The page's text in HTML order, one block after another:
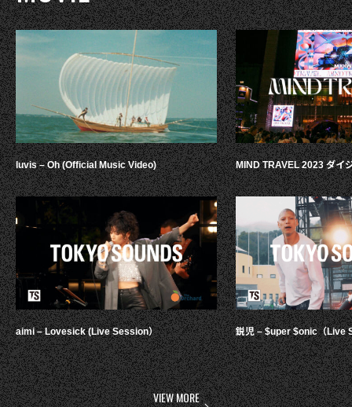
luvis – Oh (Official Music Video)
aimi – Lovesick (Live Session）
MIND TRAVEL 2023 ダイ
鋭児 – $uper $onic（Live
VIEW MORE